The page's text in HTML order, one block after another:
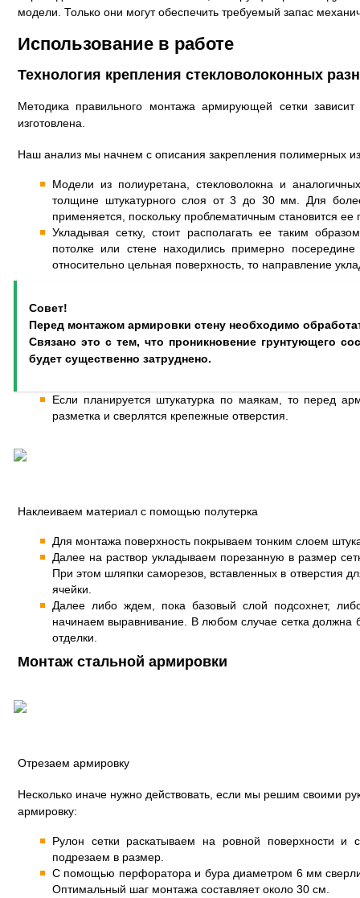
модели. Только они могут обеспечить требуемый запас
Использование в работе
Технология крепления стекловолоконных
Методика правильного монтажа армирующей сетки
изготовлена.
Наш анализ мы начнем с описания закрепления полимерных
Модели из полиуретана, стекловолокна и
толщине штукатурного слоя от 3 до 30 мм. Для
применяется, поскольку проблематичным становится ее
Укладывая сетку, стоит располагать ее таким
потолке или стене находились примерно
относительно цельная поверхность, то направление
Совет!
Перед монтажом армировки стену необходимо
Связано это с тем, что проникновение грунтующего
будет существенно затруднено.
Если планируется штукатурка по маякам, то перед
разметка и сверлятся крепежные отверстия.
Наклеиваем материал с помощью полутерка
Для монтажа поверхность покрываем тонким слоем
Далее на раствор укладываем порезанную в размер
При этом шляпки саморезов, вставленных в отверстия
ячейки.
Далее либо ждем, пока базовый слой подсохнет,
начинаем выравнивание. В любом случае сетка должна
отделки.
Монтаж стальной армировки
Отрезаем армировку
Несколько иначе нужно действовать, если мы решим своими
армировку:
Рулон сетки раскатываем на ровной поверхности
подрезаем в размер.
С помощью перфоратора и бура диаметром 6 мм
Оптимальный шаг монтажа составляет около 30 см.